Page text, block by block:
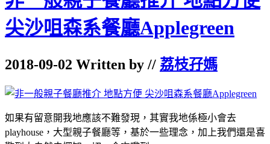
尖沙咀森系餐廳Applegreen
2018-09-02 Written by // 荔枝孖媽
如果有留意開我地應該不難發現，其實我地係極小會去
playhouse，大型親子餐廳等，基於一些理念，加上我們還是喜